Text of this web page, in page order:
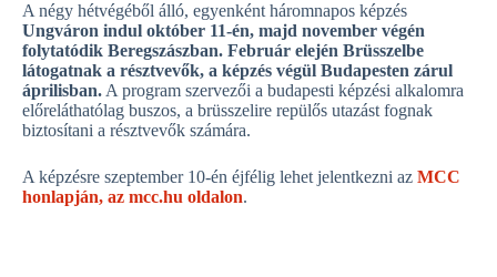
A négy hétvégéből álló, egyenként háromnapos képzés
Ungváron indul október 11-én, majd november végén
folytatódik Beregszászban. Február elején Brüsszelbe
látogatnak a résztvevők, a képzés végül Budapesten zárul
áprilisban. A program szervezői a budapesti képzési alkalomra
előreláthatólag buszos, a brüsszelire repülős utazást fognak
biztosítani a résztvevők számára.
A képzésre szeptember 10-én éjfélig lehet jelentkezni az MCC
honlapján, az mcc.hu oldalon.